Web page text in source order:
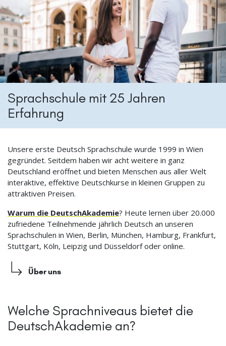
Sprachschule mit 25 Jahren
Erfahrung
Unsere erste Deutsch Sprachschule wurde 1999 in Wien
gegründet. Seitdem haben wir acht weitere in ganz
Deutschland eröffnet und bieten Menschen aus aller Welt
interaktive, effektive Deutschkurse in kleinen Gruppen zu
attraktiven Preisen.
Warum die DeutschAkademie? Heute lernen über 20.000
zufriedene Teilnehmende jährlich Deutsch an unseren
Sprachschulen in Wien, Berlin, München, Hamburg, Frankfurt,
Stuttgart, Köln, Leipzig und Düsseldorf oder online.
Über uns
Welche Sprachniveaus bietet die
DeutschAkademie an?